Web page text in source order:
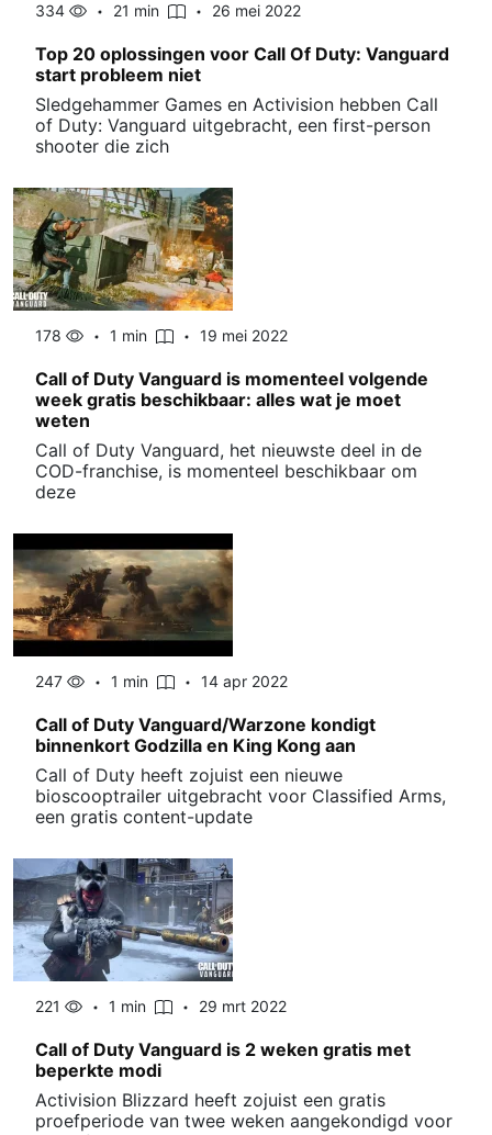
334 21 min 26 mei 2022
Top 20 oplossingen voor Call Of Duty: Vanguard
start probleem niet
Sledgehammer Games en Activision hebben Call
of Duty: Vanguard uitgebracht, een first-person
shooter die zich
178 1 min 19 mei 2022
Call of Duty Vanguard is momenteel volgende
week gratis beschikbaar: alles wat je moet
weten
Call of Duty Vanguard, het nieuwste deel in de
COD-franchise, is momenteel beschikbaar om
deze
247 1 min 14 apr 2022
Call of Duty Vanguard/Warzone kondigt
binnenkort Godzilla en King Kong aan
Call of Duty heeft zojuist een nieuwe
bioscooptrailer uitgebracht voor Classified Arms,
een gratis content-update
221 1 min 29 mrt 2022
Call of Duty Vanguard is 2 weken gratis met
beperkte modi
Activision Blizzard heeft zojuist een gratis
proefperiode van twee weken aangekondigd voor